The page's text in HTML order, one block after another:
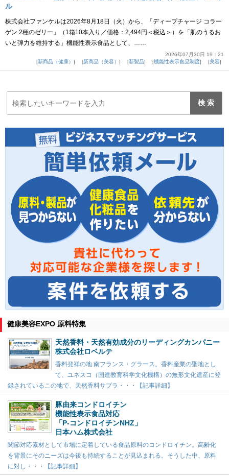
ル
株式会社ファンケルは2026年8月18日（火）から、「ディープチャージ コラー
ゲン 2種のゼリー」（1箱10本入り／価格：2,494円＜税込＞）を「肌のうるお
いと弾力を維持する」機能性表示食品として、……
2026年07月30日 19：21
新商品（健康）
新商品（美容） 新製品 機能性表示食品制度 美容
健康美容EXPO 原料特集
天然香料・天然有効成分のリーディングカンパニー
株式会社ロベルテ
香料発祥の地 南フランス・グラース。香料産業の聖地とし
て、ユネスコ（国連教育科学文化機構）の無形文化遺産に登
録されているこの地で、天然香料サプラ・・・【記事詳細】
豚由来コンドロイチン
機能性表示食品対応
「P-コンドロイチンNHZ」
日本ハム株式会社
関節対応素材として市場に定着している食品原料のコンドロイチン。高齢化
を背景にそのニーズは今後も持続することが見込まれる。そうした中、原料
に対し・・・【記事詳細】